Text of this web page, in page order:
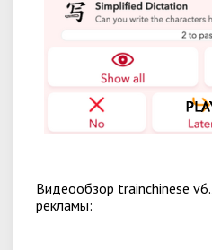
Видеообзор trainchinese
рекламы: